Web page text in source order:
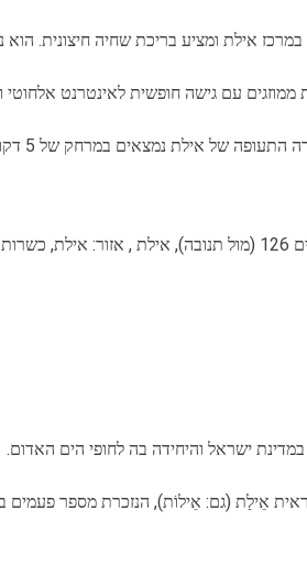
ממוזגים עם גישה חופשית לאינטרנט אלחוטי
של 5 דקות הליכה בלבד. בריכת השחיה פתוחה בשעות 13:00 עד 20:00
לא
ישראל והיחידה בה לחופי הים האדום.
אֵילַת (גם: אֵילוֹת), הנזכרת מספר פעמים